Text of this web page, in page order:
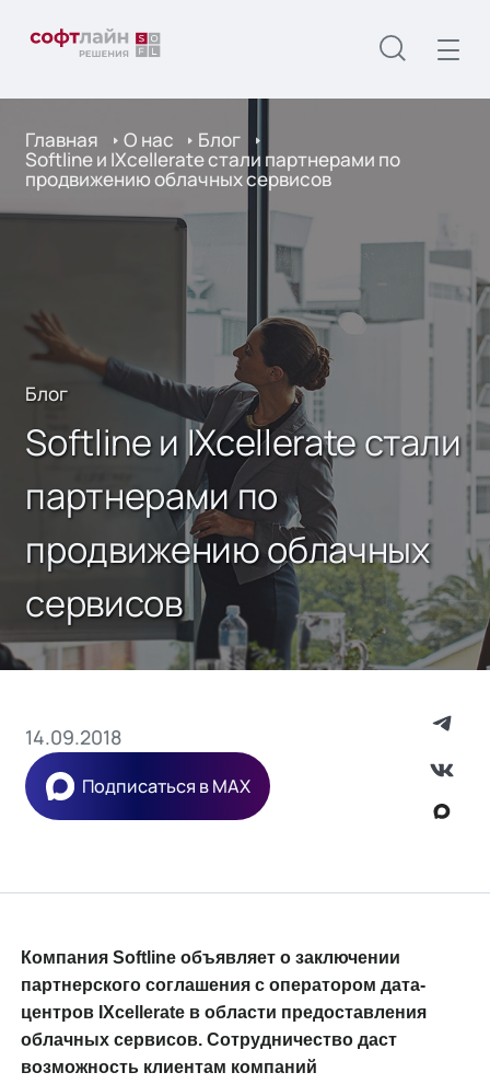
Главная О нас Блог
Softline и IXcellerate стали партнeрами по
продвижению облачных сервисов
Блог
Softline и IXcellerate стали
партнeрами по
продвижению облачных
сервисов
14.09.2018
Подписаться в MAX
Компания Softline объявляет о заключении
партнерского соглашения с оператором дата-
центров IXcellerate в области предоставления
облачных сервисов. Сотрудничество даст
возможность клиентам компаний